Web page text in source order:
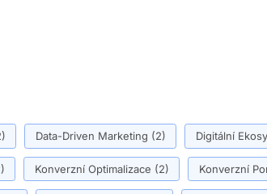
Data-Driven Marketing (2) Digitální
Konverzní Optimalizace (2) Konverzní